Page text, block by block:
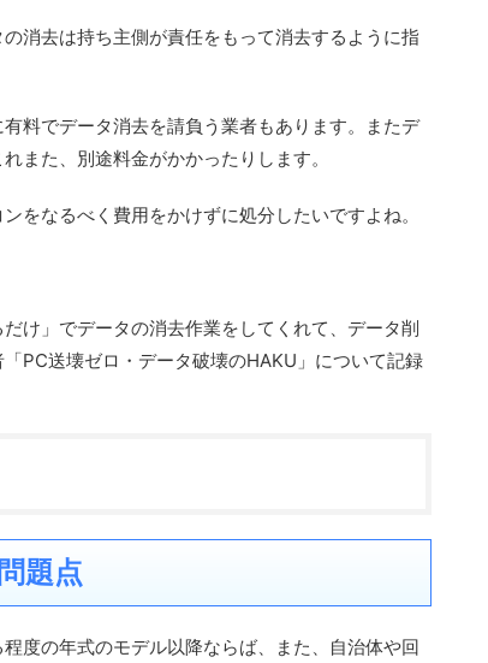
消去は持ち主側が責任をもって消去するように指
料でデータ消去を請負う業者もあります。またデ
また、別途料金がかかったりします。
をなるべく費用をかけずに処分したいですよね。
け」でデータの消去作業をしてくれて、データ削
PC送壊ゼロ・データ破壊のHAKU」について記録
題点
度の年式のモデル以降ならば、また、自治体や回